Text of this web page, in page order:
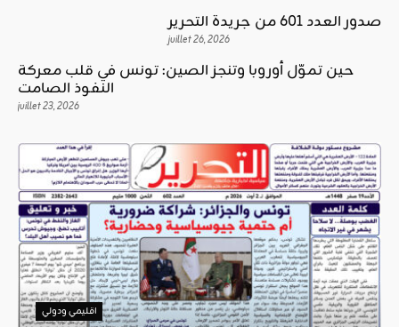
صدور العدد 601 من جريدة التحرير
juillet 26, 2026
حين تموّل أوروبا وتنجز الصين: تونس في قلب معركة
النفوذ الصامت
juillet 23, 2026
اقليمي ودولي